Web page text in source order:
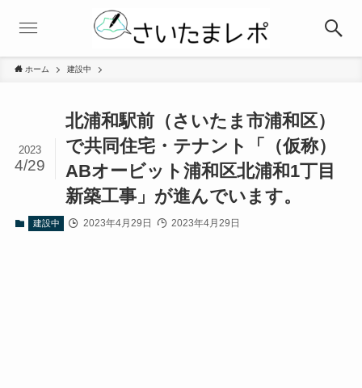
ホーム 建設中
北浦和駅前（さいたま市浦和区）
で共同住宅・テナント「（仮称）
ABオービット浦和区北浦和1丁目
新築工事」が進んでいます。
2023
4/29
建設中 2023年4月29日 2023年4月29日